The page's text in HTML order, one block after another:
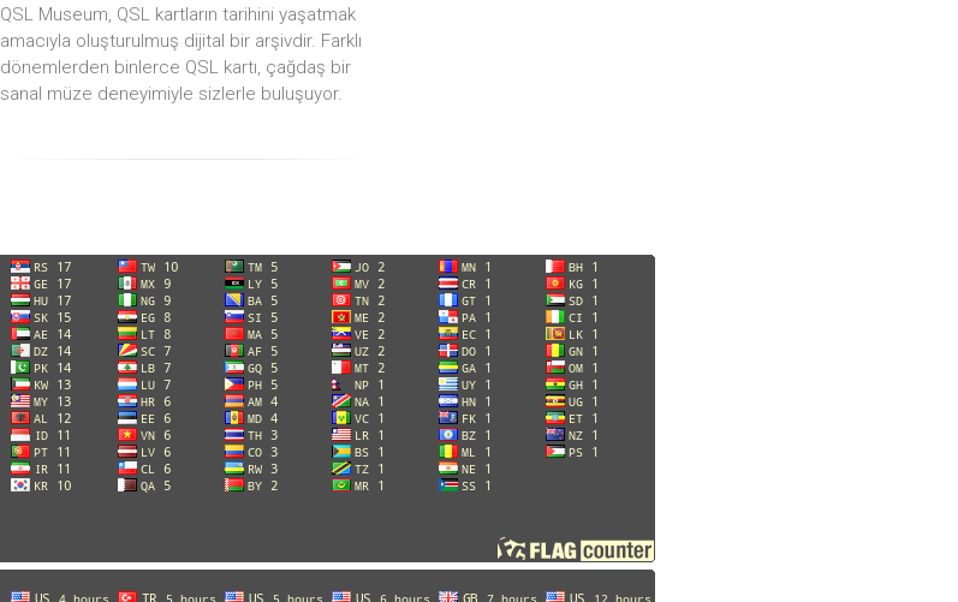
QSL Museum, QSL kartların tarihini yaşatmak
amacıyla oluşturulmuş dijital bir arşivdir. Farklı
dönemlerden binlerce QSL kartı, çağdaş bir
sanal müze deneyimiyle sizlerle buluşuyor.